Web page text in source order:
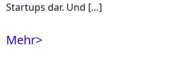
Startups dar. Und […]
Mehr>